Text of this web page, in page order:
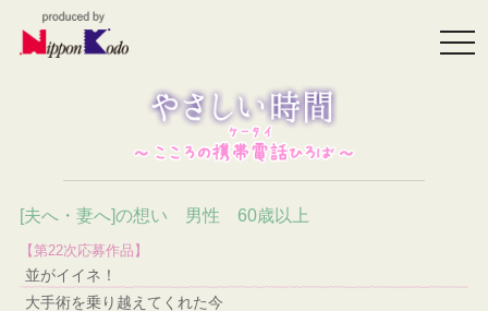
[夫へ・妻へ]の想い 男性 60歳以上
【第22次応募作品】
並がイイネ！
大手術を乗り越えてくれた今